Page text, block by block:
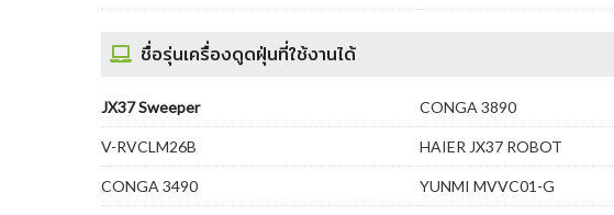
ชื่อรุ่นเครื่องดูดฝุ่นที่ใช้งานได้
JX37 Sweeper CONGA 3890
V-RVCLM26B HAIER JX37 ROBOT
CONGA 3490 YUNMI MVVC01-G